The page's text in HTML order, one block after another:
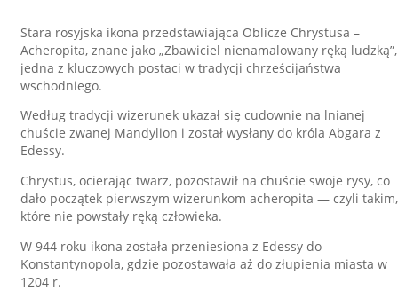
Stara rosyjska ikona przedstawiająca Oblicze Chrystusa –
Acheropita, znane jako „Zbawiciel nienamalowany ręką ludzką”,
jedna z kluczowych postaci w tradycji chrześcijaństwa
wschodniego.
Według tradycji wizerunek ukazał się cudownie na lnianej
chuście zwanej Mandylion i został wysłany do króla Abgara z
Edessy.
Chrystus, ocierając twarz, pozostawił na chuście swoje rysy, co
dało początek pierwszym wizerunkom acheropita — czyli takim,
które nie powstały ręką człowieka.
W 944 roku ikona została przeniesiona z Edessy do
Konstantynopola, gdzie pozostawała aż do złupienia miasta w
1204 r.